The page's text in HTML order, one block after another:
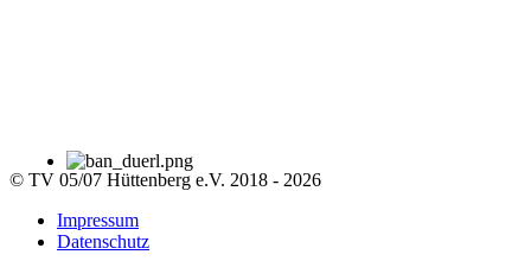
© TV 05/07 Hüttenberg e.V. 2018 - 2026
Impressum
Datenschutz